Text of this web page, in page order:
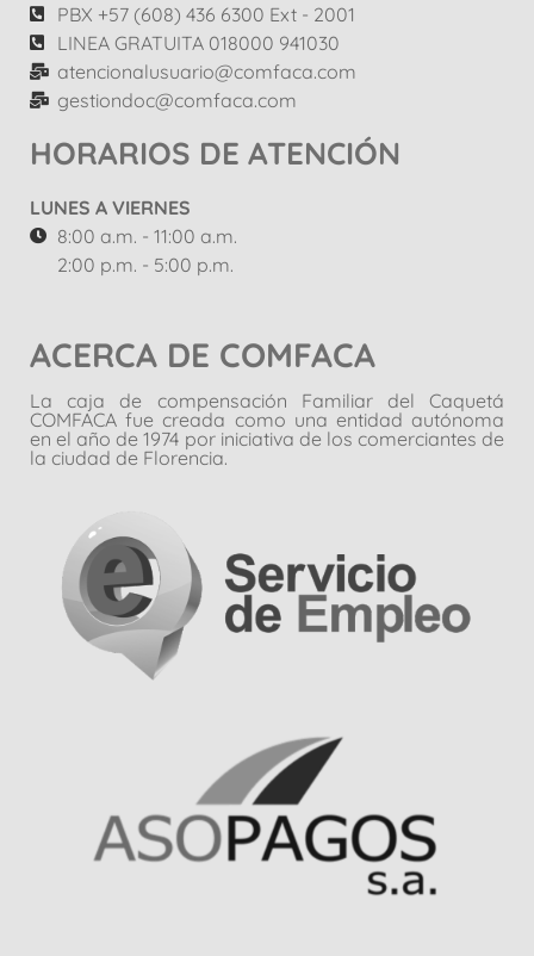
PBX +57 (608) 436 6300 Ext - 2001
LINEA GRATUITA 018000 941030
atencionalusuario@comfaca.com
gestiondoc@comfaca.com
HORARIOS DE ATENCIÓN
LUNES A VIERNES
8:00 a.m. - 11:00 a.m.
2:00 p.m. - 5:00 p.m.
ACERCA DE COMFACA
La caja de compensación Familiar del Caquetá
COMFACA fue creada como una entidad autónoma
en el año de 1974 por iniciativa de los comerciantes de
la ciudad de Florencia.